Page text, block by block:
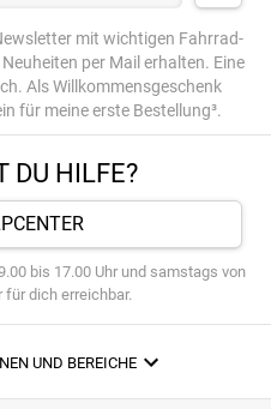
mit wichtigen Fahrrad-
per Mail erhalten. Eine
Als Willkommensgeschenk
für meine erste Bestellung³.
DU HILFE?
bis 17.00 Uhr und samstags von
für dich erreichbar.
UND BEREICHE